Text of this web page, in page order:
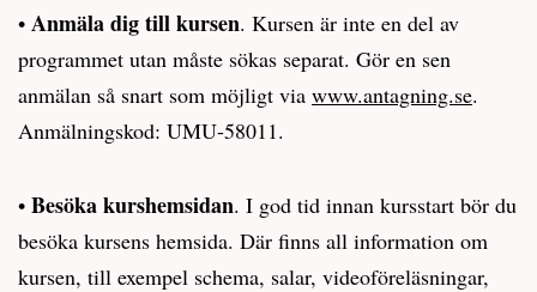
• Anmäla dig till kursen. Kursen är inte en del av
programmet utan måste sökas separat. Gör en sen
anmälan så snart som möjligt via www.antagning.se.
Anmälningskod: UMU-58011.
• Besöka kurshemsidan. I god tid innan kursstart bör du
besöka kursens hemsida. Där finns all information om
kursen, till exempel schema, salar, videoföreläsningar,